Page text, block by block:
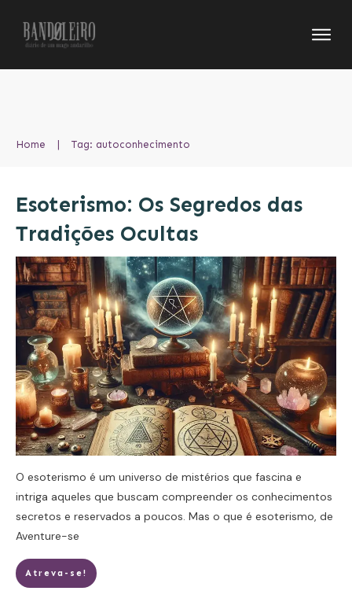
Home | Tag: autoconhecimento
Esoterismo: Os Segredos das
Tradições Ocultas
O esoterismo é um universo de mistérios que fascina e
intriga aqueles que buscam compreender os conhecimentos
secretos e reservados a poucos. Mas o que é esoterismo, de
Aventure-se
Atreva-se!